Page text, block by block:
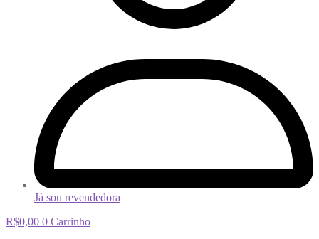
Já sou revendedora
R$0,00 0 Carrinho